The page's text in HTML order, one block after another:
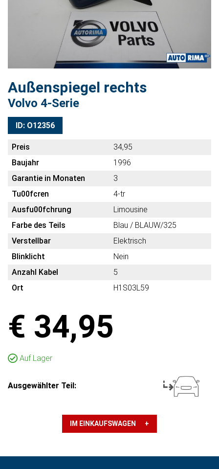
Außenspiegel rechts
Volvo 4-Serie
ID: O12356
Preis
34,95
Baujahr
1996
Garantie in Monaten
3
Tu00fcren
4-tr
Ausfu00fchrung
Limousine
Farbe des Teils
Blau / BLAUW/325
Verstellbar
Elektrisch
Blinklicht
Nein
Anzahl Kabel
5
Ort
H1S03L59
€ 34,95
Auf Lager
Ausgewählter Teil:
IM EINKAUFSWAGEN +